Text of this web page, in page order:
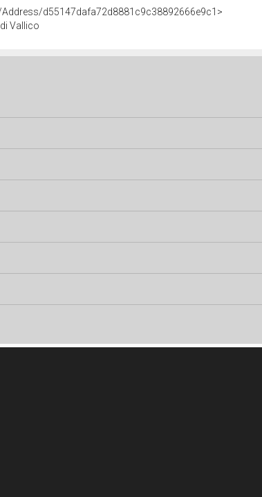
d55147dafa72d8881c9c38892666e9c1>
Vallico